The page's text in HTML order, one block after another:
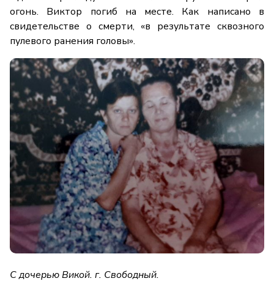
огонь. Виктор погиб на месте. Как написано в
свидетельстве о смерти, «в результате сквозного
пулевого ранения головы».
С дочерью Викой. г. Свободный.